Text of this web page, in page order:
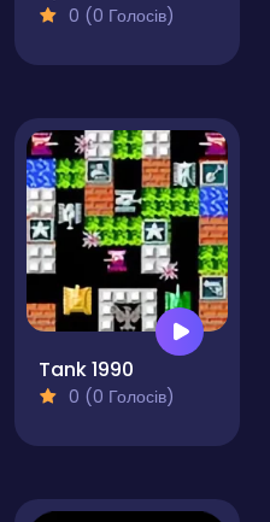
0 (0 Голосів)
Tank 1990
0 (0 Голосів)